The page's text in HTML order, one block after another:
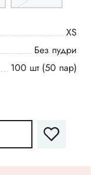
XS
Без пудри
100 шт (50 пар)